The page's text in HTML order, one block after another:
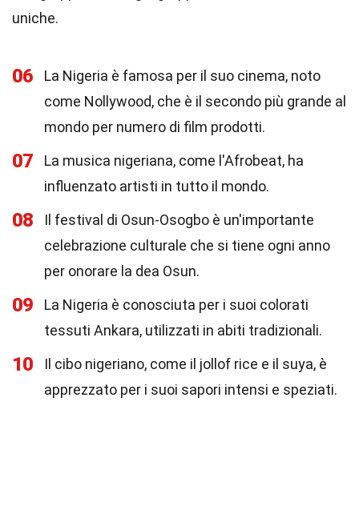
uniche.
06
La Nigeria è famosa per il suo cinema, noto
come Nollywood, che è il secondo più grande al
mondo per numero di film prodotti.
07
La musica nigeriana, come l'Afrobeat, ha
influenzato artisti in tutto il mondo.
08
Il festival di Osun-Osogbo è un'importante
celebrazione culturale che si tiene ogni anno
per onorare la dea Osun.
09
La Nigeria è conosciuta per i suoi colorati
tessuti Ankara, utilizzati in abiti tradizionali.
10
Il cibo nigeriano, come il jollof rice e il suya, è
apprezzato per i suoi sapori intensi e speziati.